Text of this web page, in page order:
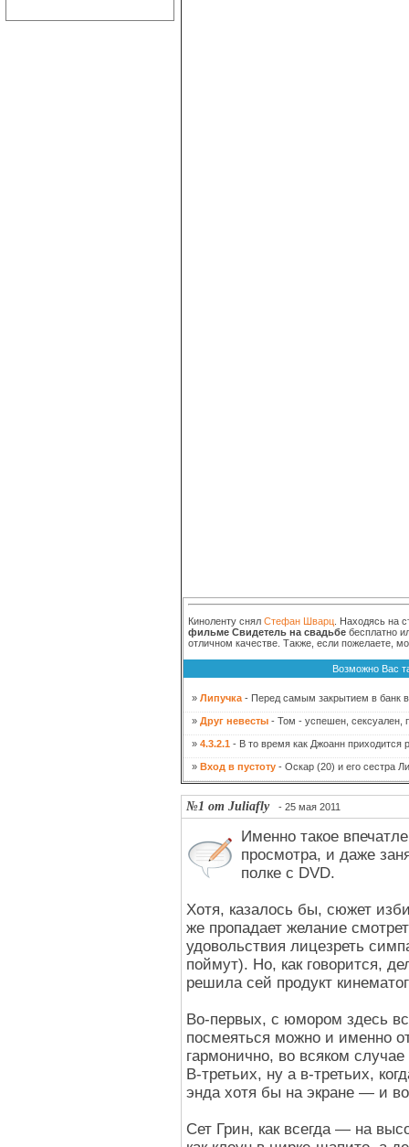
Киноленту снял Стефан Шварц . Находясь на
фильме Свидетель на свадьбе бесплатно
отличном качестве. Также, если пожелаете,
Возможно Вас
» Липучка - Перед самым закрытием в банк
» Друг невесты - Том - успешен, сексуален,
» 4.3.2.1 - В то время как Джоанн приходится
» Вход в пустоту - Оскар (20) и его сестра
№1 от Juliafly - 25 мая 2011
Именно такое
просмотра, и даже
полке с DVD.
Хотя, казалось бы, сюжет
же пропадает желание
удовольствия лицезреть
поймут). Но, как говорится,
решила сей продукт
Во-первых, с юмором здесь
посмеяться можно и именно
гармонично, во всяком
В-третьих, ну а в-третьих,
энда хотя бы на экране — и
Сет Грин, как всегда — на